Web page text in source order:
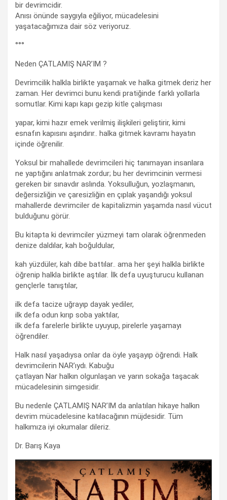
bir devrimcidir.
Anısı önünde saygıyla eğiliyor, mücadelesini
yaşatacağımıza dair söz veriyoruz.
°°°
Neden ÇATLAMIŞ NAR’IM ?
Devrimcilik halkla birlikte yaşamak ve halka gitmek deriz her
zaman. Her devrimci bunu kendi pratiğinde farklı yollarla
somutlar. Kimi kapı kapı gezip kitle çalışması
yapar, kimi hazır emek verilmiş ilişkileri geliştirir, kimi
esnafın kapısını aşındırır.. halka gitmek kavramı hayatın
içinde öğrenilir.
Yoksul bir mahallede devrimcileri hiç tanımayan insanlara
ne yaptığını anlatmak zordur; bu her devrimcinin vermesi
gereken bir sınavdır aslında. Yoksulluğun, yozlaşmanın,
değersizliğin ve çaresizliğin en çıplak yaşandığı yoksul
mahallerde devrimciler de kapitalizmin yaşamda nasıl vücut
bulduğunu görür.
Bu kitapta ki devrimciler yüzmeyi tam olarak öğrenmeden
denize daldılar, kah boğuldular,
kah yüzdüler, kah dibe battılar.. ama her şeyi halkla birlikte
öğrenip halkla birlikte aştılar. İlk defa uyuşturucu kullanan
gençlerle tanıştılar,
ilk defa tacize uğrayıp dayak yediler,
ilk defa odun kırıp soba yaktılar,
ilk defa farelerle birlikte uyuyup, pirelerle yaşamayı
öğrendiler.
Halk nasıl yaşadıysa onlar da öyle yaşayıp öğrendi. Halk
devrimcilerin NAR’ıydı. Kabuğu
çatlayan Nar halkın olgunlaşan ve yarın sokağa taşacak
mücadelesinin simgesidir.
Bu nedenle ÇATLAMIŞ NAR’IM da anlatılan hikaye halkın
devrim mücadelesine katılacağının müjdesidir. Tüm
halkımıza iyi okumalar dileriz.
Dr. Barış Kaya